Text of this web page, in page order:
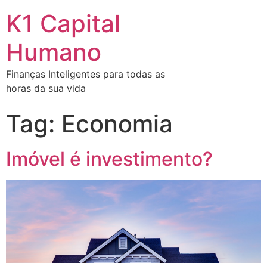
K1 Capital
Humano
Finanças Inteligentes para todas as
horas da sua vida
Tag: Economia
Imóvel é investimento?